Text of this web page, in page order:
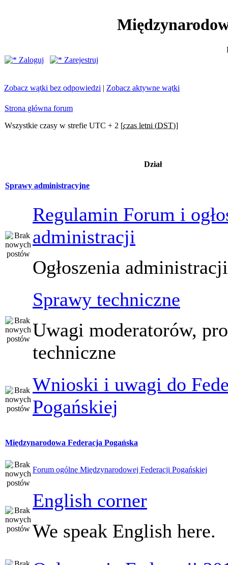
Zaloguj
Zarejestruj
Zobacz wątki bez odpowiedzi | Zobacz aktywne wątki
Strona główna forum
Wszystkie czasy w strefie UTC + 2 [czas letni (DST)]
Dział
Sprawy administracyjne
Regulamin Forum i
administracji
Ogłoszenia
Sprawy techniczne
Uwagi moderatorów,
techniczne
Wnioski i uwagi do
Pogańskiej
Międzynarodowa Federacja Pogańska
Forum ogólne Międzynarodowej Federacji Pogańskiej
English corner
We speak English here.